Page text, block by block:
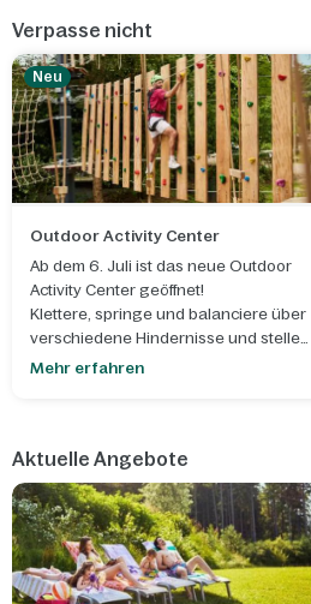
Verpasse nicht
Neu
Outdoor Activity Center
Ab dem 6. Juli ist das neue Outdoor
Activity Center geöffnet!
Klettere, springe und balanciere über
verschiedene Hindernisse und stelle
dich den unterschiedlichen Parcours in
Mehr erfahren
Aktuelle Angebote